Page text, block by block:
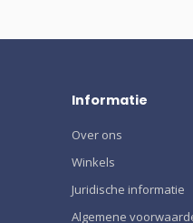
Informatie
Over ons
Winkels
Juridische informatie
Algemene